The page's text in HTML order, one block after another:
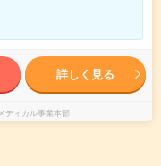
詳しく見る
ィカル事業本部